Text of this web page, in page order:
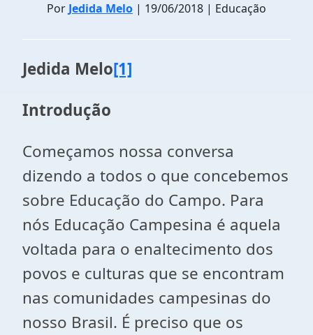
Por Jedida Melo | 19/06/2018 | Educação
Jedida Melo[1]
Introdução
Começamos nossa conversa
dizendo a todos o que concebemos
sobre Educação do Campo. Para
nós Educação Campesina é aquela
voltada para o enaltecimento dos
povos e culturas que se encontram
nas comunidades campesinas do
nosso Brasil. É preciso que os